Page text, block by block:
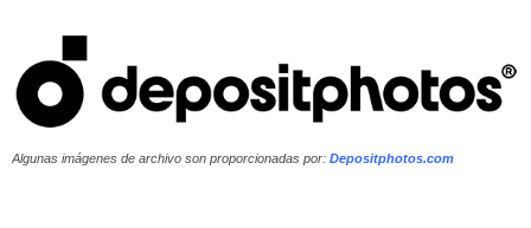
Algunas imágenes de archivo son proporcionadas por: Depositphotos.com